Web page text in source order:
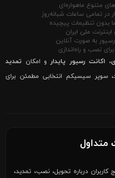
متنوع ماهواره‌ای
در تمامی ساعات شبانه‌روز
بدون تنظیمات پیچیده
ملی ایران
به صورت آنلاین
نصب و راه‌اندازی
، اکانت رسیور پایدارو امکان تمدید
سوپر سیسیکم انتخابی مطمئن برای
متداول
درباره تحویل، نصب، تمدید،